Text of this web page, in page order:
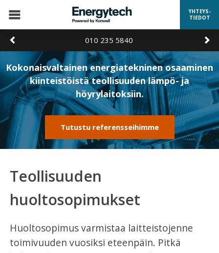
YHTEYS-
TIEDOT
010 235 5840
Kokonaisvaltainen energiatekninen osaaminen
kiinteistöistä teollisuuden lämpö- ja
höyrylaitoksiin.
Tutustu referensseihimme
Teollisuuden
huoltosopimukset
Huoltosopimus varmistaa laitteistojenne
toimivuuden vuosiksi eteenpäin. Pitkä